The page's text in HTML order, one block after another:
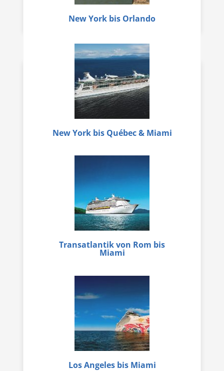
New York bis Orlando
New York bis Québec & Miami
Transatlantik von Rom bis
Miami
Los Angeles bis Miami